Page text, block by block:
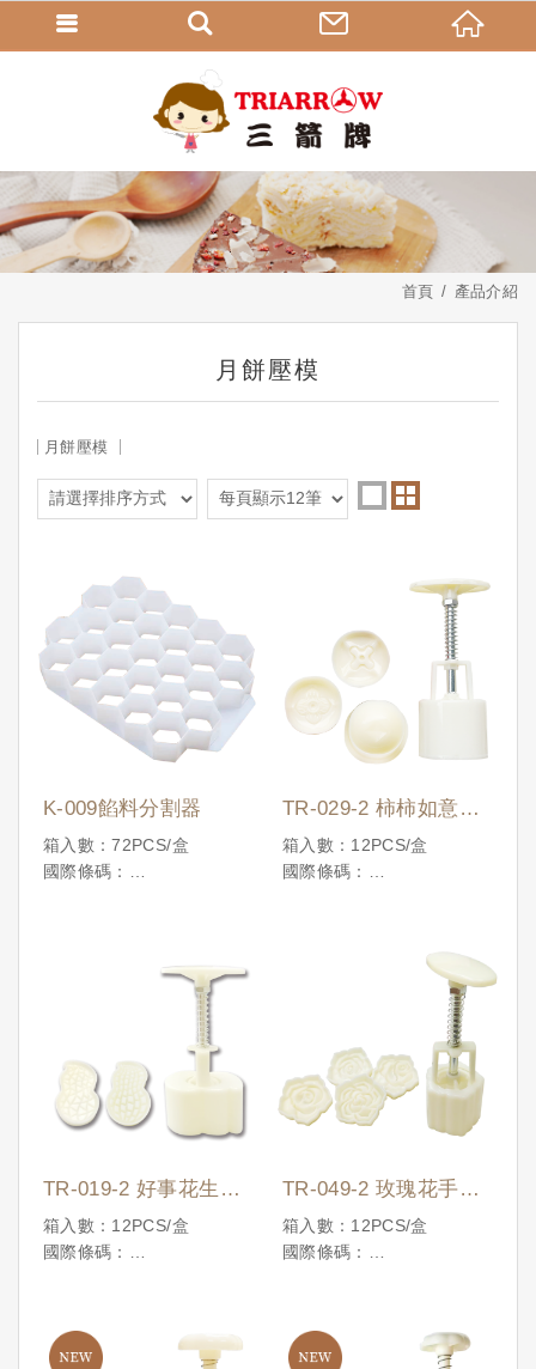
首頁 產品介紹
月餅壓模
月餅壓模
K-009餡料分割器
箱入數：72PCS/盒
國際條碼：
TR-029-2 柿柿如意月
餅模
箱入數：12PCS/盒
國際條碼：
TR-019-2 好事花生月
餅模
箱入數：12PCS/盒
國際條碼：
TR-049-2 玫瑰花手工
糕餅模 (一模四花片)
箱入數：12PCS/盒
國際條碼：